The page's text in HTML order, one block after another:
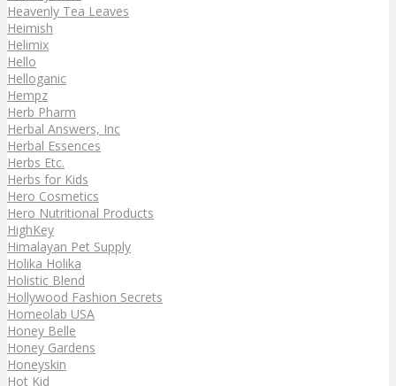
Heavenly Tea Leaves
Heimish
Helimix
Hello
Helloganic
Hempz
Herb Pharm
Herbal Answers, Inc
Herbal Essences
Herbs Etc.
Herbs for Kids
Hero Cosmetics
Hero Nutritional Products
HighKey
Himalayan Pet Supply
Holika Holika
Holistic Blend
Hollywood Fashion Secrets
Homeolab USA
Honey Belle
Honey Gardens
Honeyskin
Hot Kid